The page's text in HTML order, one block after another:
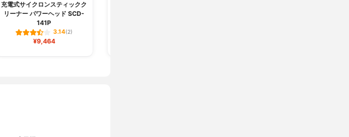
充電式サイクロンスティックク
リーナー パワーヘッド SCD-
141P
3.14(2)
¥9,464